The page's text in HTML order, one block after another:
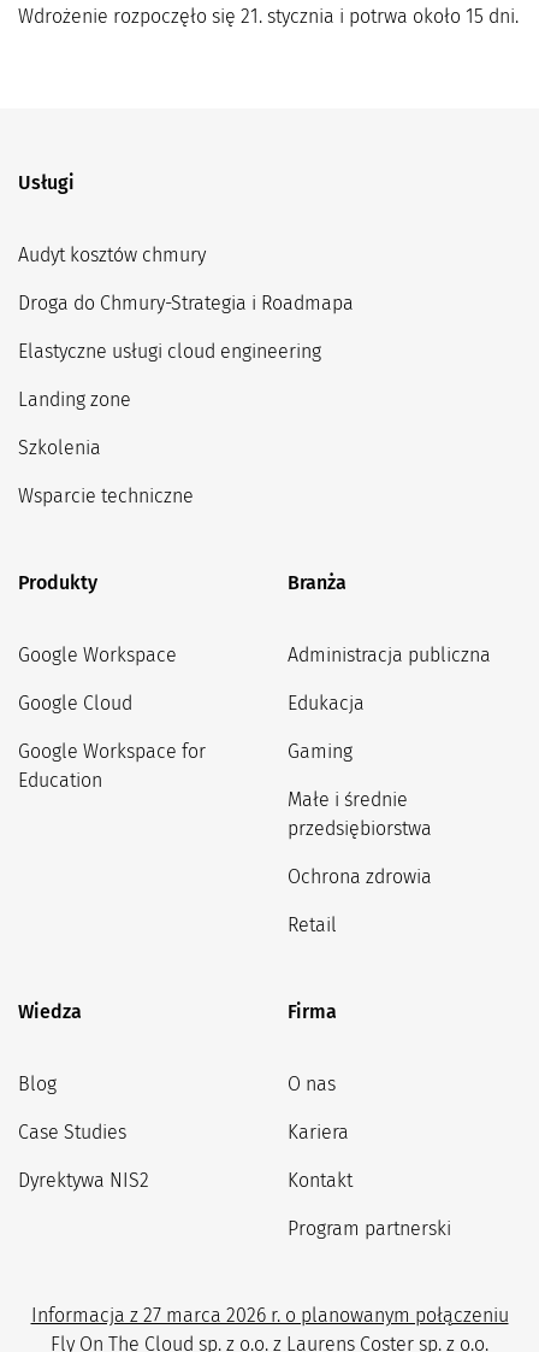
Wdrożenie rozpoczęło się 21. stycznia i potrwa około 15 dni.
Usługi
Audyt kosztów chmury
Droga do Chmury-Strategia i Roadmapa
Elastyczne usługi cloud engineering
Landing zone
Szkolenia
Wsparcie techniczne
Produkty
Google Workspace
Google Cloud
Google Workspace for
Education
Branża
Administracja publiczna
Edukacja
Gaming
Małe i średnie
przedsiębiorstwa
Ochrona zdrowia
Retail
Wiedza
Blog
Case Studies
Dyrektywa NIS2
Firma
O nas
Kariera
Kontakt
Program partnerski
Informacja z 27 marca 2026 r. o planowanym połączeniu
Fly On The Cloud sp. z o.o. z Laurens Coster sp. z o.o.